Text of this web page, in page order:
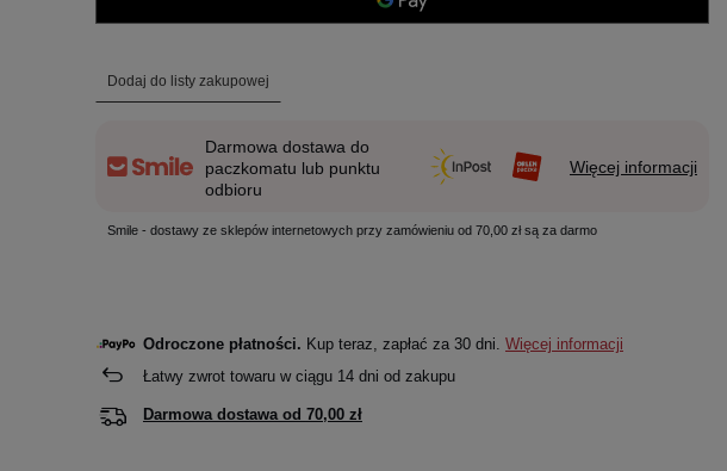
Dodaj do listy zakupowej
Darmowa dostawa do
paczkomatu lub punktu
odbioru
Więcej informacji
Smile - dostawy ze sklepów internetowych przy zamówieniu od 70,00 zł są za darmo
Odroczone płatności. Kup teraz, zapłać za 30 dni. Więcej informacji
Łatwy zwrot towaru w ciągu 14dni od zakupu
Darmowa dostawa od 70,00 zł